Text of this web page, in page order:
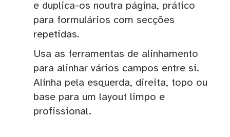
e duplica-os noutra página, prático
para formulários com secções
repetidas.
Usa as ferramentas de alinhamento
para alinhar vários campos entre si.
Alinha pela esquerda, direita, topo ou
base para um layout limpo e
profissional.